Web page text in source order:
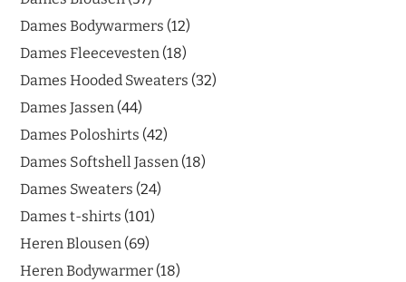
Dames Bodywarmers 12
Dames Fleecevesten 18
Dames Hooded Sweaters 32
Dames Jassen 44
Dames Poloshirts 42
Dames Softshell Jassen 18
Dames Sweaters 24
Dames t-shirts 101
Heren Blousen 69
Heren Bodywarmer 18